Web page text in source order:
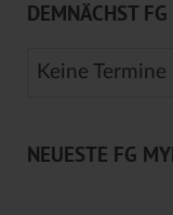
DEMNÄCHST
Keine Termine
NEUESTE FG